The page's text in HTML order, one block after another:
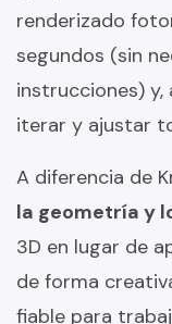
renderizado
segundos (sin
instrucciones)
iterar y ajustar
A diferencia de
la geometría y
3D en lugar de
de forma
fiable para